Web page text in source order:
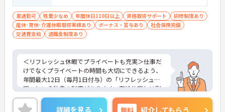
車通勤可 残業少なめ 年間休日110日以上 資格取得サポート
研修制度あり
産休･育休･介護休暇取得実績あり
ボーナス・賞与あり
社会保険完備
交通費支給
退職金制度あり
＜リフレッシュ休暇でプライベートも充実＞仕事だ
けでなくプライベートの時間も大切にできるよう、
年間最大12日（毎月1日付与）の「リフレッシュ休
暇」という独自の制度があります。有給休暇とは別
に付与されるため、これらを組み合わせて連休を取
得し、旅行や趣味を楽しむスタッフも多くいます。
詳細を見る 無料 紹介してもらう